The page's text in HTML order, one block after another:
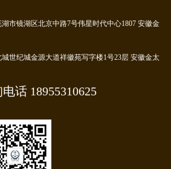
市镜湖区北京中路7号伟星时代中心1807 安徽金
世纪城金源大道祥徽苑写字楼1号23层 安徽金太
话 18955310625